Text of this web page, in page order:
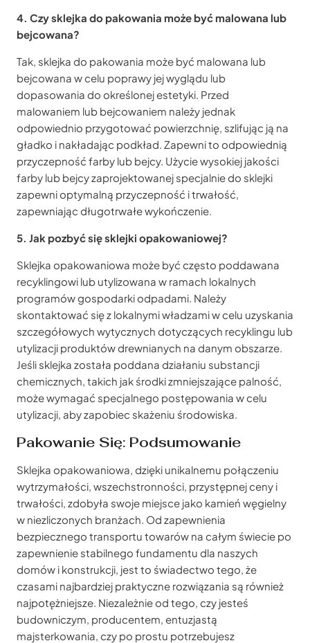
4. Czy sklejka do pakowania może być malowana lub
bejcowana?
Tak, sklejka do pakowania może być malowana lub
bejcowana w celu poprawy jej wyglądu lub
dopasowania do określonej estetyki. Przed
malowaniem lub bejcowaniem należy jednak
odpowiednio przygotować powierzchnię, szlifując ją na
gładko i nakładając podkład. Zapewni to odpowiednią
przyczepność farby lub bejcy. Użycie wysokiej jakości
farby lub bejcy zaprojektowanej specjalnie do sklejki
zapewni optymalną przyczepność i trwałość,
zapewniając długotrwałe wykończenie.
5. Jak pozbyć się sklejki opakowaniowej?
Sklejka opakowaniowa może być często poddawana
recyklingowi lub utylizowana w ramach lokalnych
programów gospodarki odpadami. Należy
skontaktować się z lokalnymi władzami w celu uzyskania
szczegółowych wytycznych dotyczących recyklingu lub
utylizacji produktów drewnianych na danym obszarze.
Jeśli sklejka została poddana działaniu substancji
chemicznych, takich jak środki zmniejszające palność,
może wymagać specjalnego postępowania w celu
utylizacji, aby zapobiec skażeniu środowiska.
Pakowanie Się: Podsumowanie
Sklejka opakowaniowa, dzięki unikalnemu połączeniu
wytrzymałości, wszechstronności, przystępnej ceny i
trwałości, zdobyła swoje miejsce jako kamień węgielny
w niezliczonych branżach. Od zapewnienia
bezpiecznego transportu towarów na całym świecie po
zapewnienie stabilnego fundamentu dla naszych
domów i konstrukcji, jest to świadectwo tego, że
czasami najbardziej praktyczne rozwiązania są również
najpotężniejsze. Niezależnie od tego, czy jesteś
budowniczym, producentem, entuzjastą
majsterkowania, czy po prostu potrzebujesz